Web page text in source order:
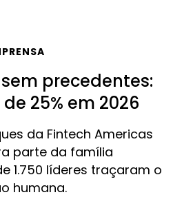
precedentes:
25% em 2026
da Fintech Americas
parte da família
1.750 líderes traçaram o
humana.